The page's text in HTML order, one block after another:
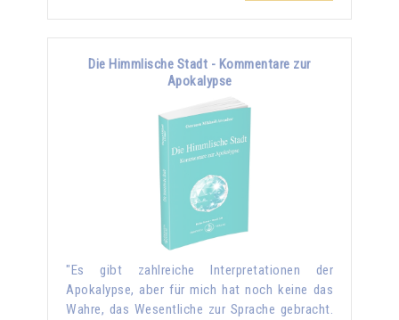
Die Himmlische Stadt - Kommentare zur
Apokalypse
"Es gibt zahlreiche Interpretationen der
Apokalypse, aber für mich hat noch keine das
Wahre, das Wesentliche zur Sprache gebracht.